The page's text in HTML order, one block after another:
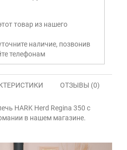
товар из нашего
наличие, позвонив
телефонам
ОТЗЫВЫ (0)
HARK Herd Regina 350 с
в нашем магазине.